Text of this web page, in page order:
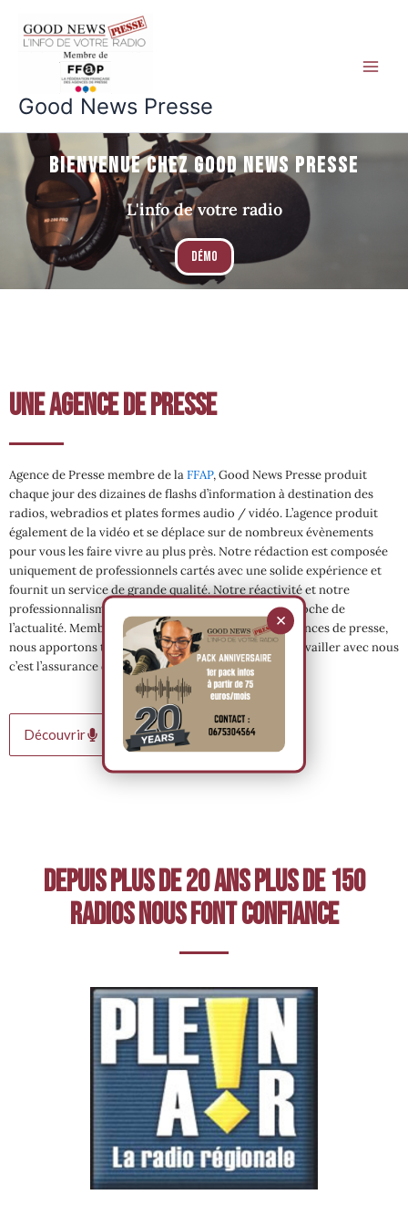
Good News Presse
Bienvenue chez GOOD NEWS PRESSE
L'info de votre radio
Démo
Une agence de presse
Agence de Presse membre de laFFAP, Good News Presse produit
chaque jour des dizaines de flashs d’information à destination des
radios, webradios et plates formes audio / vidéo. L’agence produit
également de la vidéo et se déplace sur de nombreux évènements
pour vous les faire vivre au plus près. Notre rédaction est composée
uniquement de professionnels cartés avec une solide expérience et
fournit un service de grande qualité. Notre réactivité et notre
professionnalisme nous permettent d’être au plus proche de
l’actualité. Membre de la fédération française des agences de presse,
nous apportons toutes les garanties à nos clients. Travailler avec nous
c’est l’assurance d’une information maitrisée.
Découvrir
Depuis plus de 20 ans plus de 150
radios nous font confiance
×